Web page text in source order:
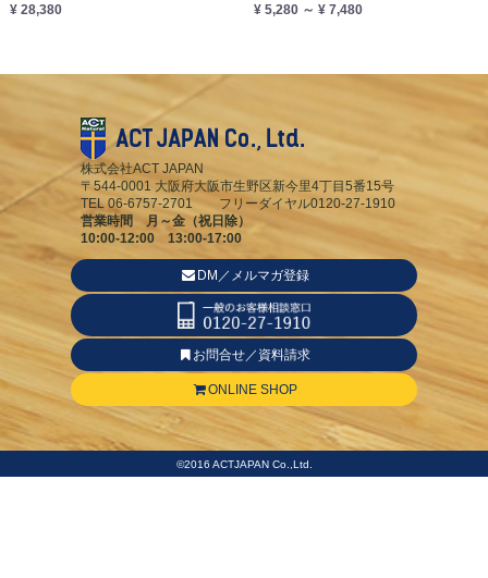
¥ 28,380
¥ 5,280 ～ ¥ 7,480
株式会社ACT JAPAN
〒544-0001 大阪府大阪市生野区新今里4丁目5番15号
TEL 06-6757-2701 フリーダイヤル0120-27-1910
営業時間 月～金（祝日除）
10:00-12:00 13:00-17:00
DM／メルマガ登録
お問合せ／資料請求
ONLINE SHOP
©2016 ACTJAPAN Co.,Ltd.